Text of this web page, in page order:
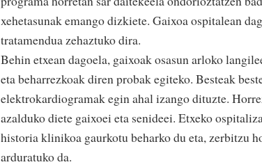
xehetasunak emango dizkiete. Gaixoa ospitalean
tratamendua zehaztuko dira.
Behin etxean dagoela, gaixoak osasun arloko
eta beharrezkoak diren probak egiteko. Besteak
elektrokardiogramak egin ahal izango dituzte.
azalduko diete gaixoei eta senideei. Etxeko
historia klinikoa gaurkotu beharko du eta, zerbitzu
arduratuko da.